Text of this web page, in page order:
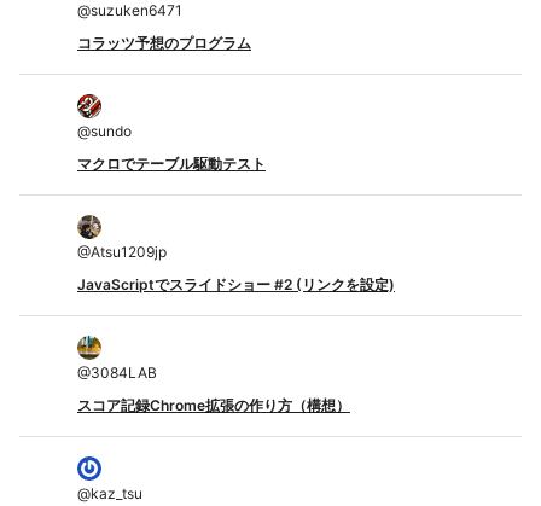
@suzuken6471
コラッツ予想のプログラム
@sundo
マクロでテーブル駆動テスト
@Atsu1209jp
JavaScriptでスライドショー #2 (リンクを設定)
@3084LAB
スコア記録Chrome拡張の作り方（構想）
@kaz_tsu